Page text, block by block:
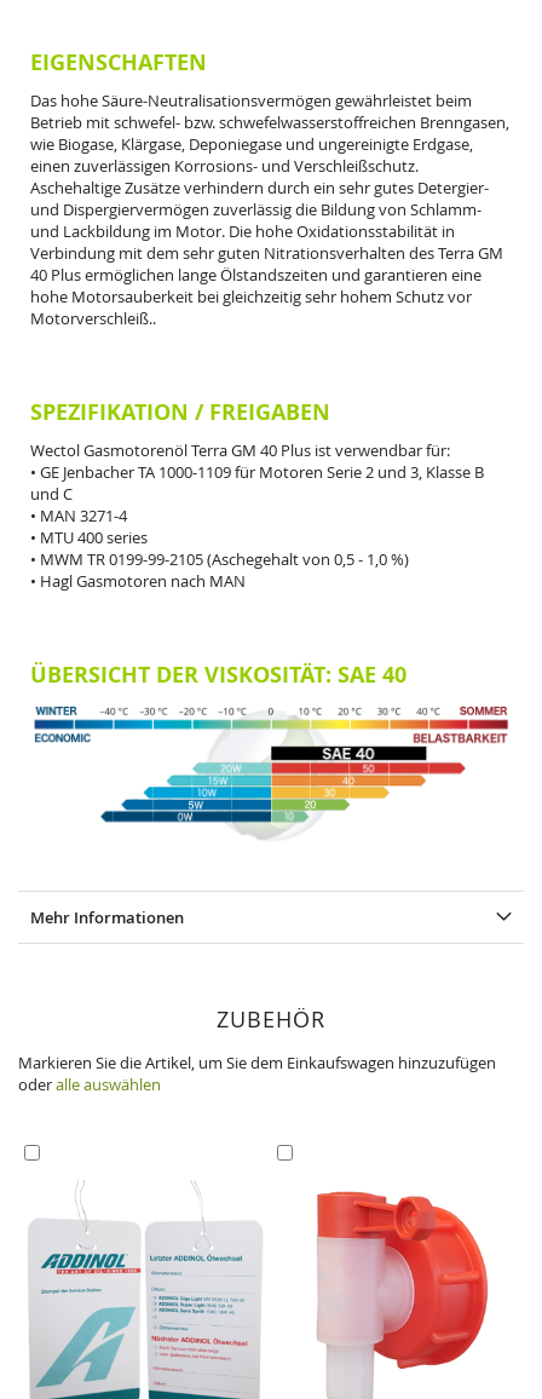
EIGENSCHAFTEN
Das hohe Säure-Neutralisationsvermögen gewährleistet beim
Betrieb mit schwefel- bzw.schwefelwasserstoffreichen Brenngasen,
wie Biogase, Klärgase, Deponiegase und ungereinigte Erdgase,
einen zuverlässigen Korrosions- und Verschleißschutz.
Aschehaltige Zusätze verhindern durch ein sehr gutes Detergier-
und Dispergiervermögen zuverlässig die Bildung von Schlamm-
und Lackbildung im Motor. Die hohe Oxidationsstabilität in
Verbindung mit dem sehr guten Nitrationsverhalten des Terra GM
40 Plus ermöglichen lange Ölstandszeiten und garantieren eine
hohe Motorsauberkeit bei gleichzeitig sehr hohem Schutz vor
Motorverschleiß..
SPEZIFIKATION / FREIGABEN
Wectol Gasmotorenöl Terra GM 40 Plus ist verwendbar für:
• GE Jenbacher TA 1000-1109 für Motoren Serie 2 und 3, Klasse B
und C
• MAN 3271-4
• MTU 400 series
• MWM TR 0199-99-2105 (Aschegehalt von 0,5 - 1,0 %)
• Hagl Gasmotoren nach MAN
ÜBERSICHT DER VISKOSITÄT: SAE 40
Mehr Informationen
ZUBEHÖR
Markieren Sie die Artikel, um Sie dem Einkaufswagen hinzuzufügen
oderalle auswählen
Einkaufswagen
Einkaufswagen